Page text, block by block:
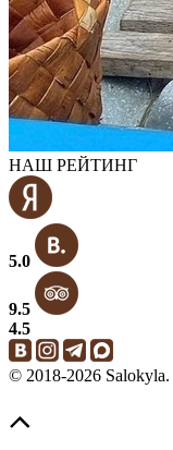
НАШ РЕЙТИНГ
5.0
9.5
4.5
© 2018-2026 Salokyla.